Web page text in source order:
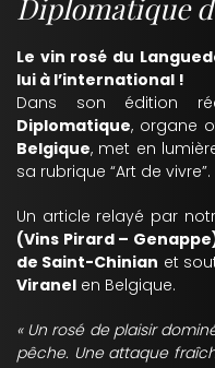
Diplomatique
Le vin rosé du
lui à l’international !
Dans son édition
Diplomatique, organe
Belgique, met en
sa rubrique “Art de vivre”.
Un article relayé par
(Vins Pirard –
de Saint-Chinian et
Viranel en Belgique.
« Un rosé de plaisir
pêche. Une attaque